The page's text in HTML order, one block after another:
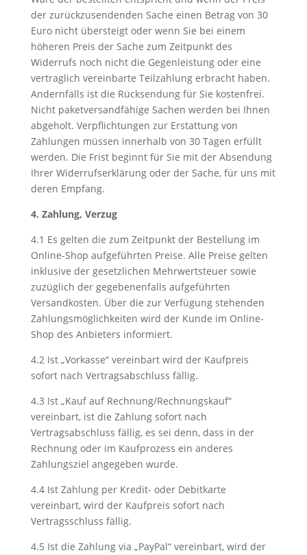
der zurückzusendenden Sache einen Betrag von 30
Euro nicht übersteigt oder wenn Sie bei einem
höheren Preis der Sache zum Zeitpunkt des
Widerrufs noch nicht die Gegenleistung oder eine
vertraglich vereinbarte Teilzahlung erbracht haben.
Andernfalls ist die Rücksendung für Sie kostenfrei.
Nicht paketversandfähige Sachen werden bei Ihnen
abgeholt. Verpflichtungen zur Erstattung von
Zahlungen müssen innerhalb von 30 Tagen erfüllt
werden. Die Frist beginnt für Sie mit der Absendung
Ihrer Widerrufserklärung oder der Sache, für uns mit
deren Empfang.
4. Zahlung, Verzug
4.1 Es gelten die zum Zeitpunkt der Bestellung im
Online-Shop aufgeführten Preise. Alle Preise gelten
inklusive der gesetzlichen Mehrwertsteuer sowie
zuzüglich der gegebenenfalls aufgeführten
Versandkosten. Über die zur Verfügung stehenden
Zahlungsmöglichkeiten wird der Kunde im Online-
Shop des Anbieters informiert.
4.2 Ist „Vorkasse“ vereinbart wird der Kaufpreis
sofort nach Vertragsabschluss fällig.
4.3 Ist „Kauf auf Rechnung/Rechnungskauf“
vereinbart, ist die Zahlung sofort nach
Vertragsabschluss fällig, es sei denn, dass in der
Rechnung oder im Kaufprozess ein anderes
Zahlungsziel angegeben wurde.
4.4 Ist Zahlung per Kredit- oder Debitkarte
vereinbart, wird der Kaufpreis sofort nach
Vertragsschluss fällig.
4.5 Ist die Zahlung via „PayPal“ vereinbart, wird der